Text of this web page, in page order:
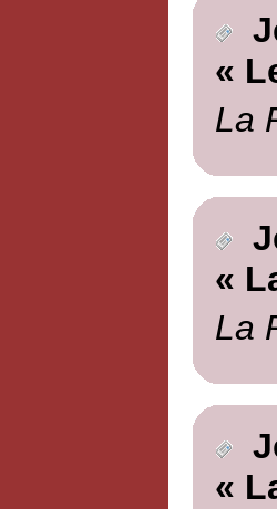
«
La
«
La
«